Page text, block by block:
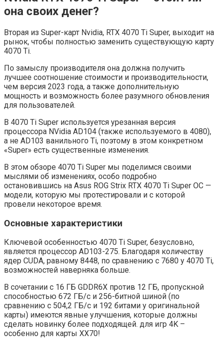
она своих денег?
Вторая из Super-карт Nvidia, RTX 4070 Ti Super, выходит на
рынок, чтобы полностью заменить существующую карту
4070 Ti.
По замыслу производителя она должна получить
лучшее соотношение стоимости и производительности,
чем версия 2023 года, а также дополнительную
мощность и возможность более разумного обновления
для пользователей.
В 4070 Ti Super используется урезанная версия
процессора NVidia AD104 (также используемого в 4080),
а не AD103 ванильного Ti, поэтому в этом конкретном
«Super» есть существенные изменения.
В этом обзоре 4070 Ti Super мы поделимся своими
мыслями об изменениях, особо подробно
остановившись на Asus ROG Strix RTX 4070 Ti Super OC —
модели, которую мы протестировали и с которой
провели некоторое время.
Основные характеристики
Ключевой особенностью 4070 Ti Super, безусловно,
является процессор AD103-275. Благодаря количеству
ядер CUDA, равному 8448, по сравнению с 7680 у 4070 Ti,
возможностей наверняка больше.
В сочетании с 16 ГБ GDDR6X против 12 ГБ, пропускной
способностью 672 ГБ/с и 256-битной шиной (по
сравнению с 504,2 ГБ/с и 192 битами у оригинальной
карты) имеются явные улучшения, которые должны
сделать новинку более подходящей. для игр 4K –
особенно для карты XX70!